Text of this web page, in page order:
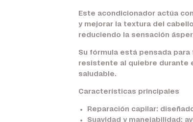
Este acondicionador actúa
y mejorar la textura del
reduciendo la sensación
Su fórmula está pensada
resistente al quiebre durante
saludable.
Características principales
Reparación capilar:
Suavidad y manejabilidad: